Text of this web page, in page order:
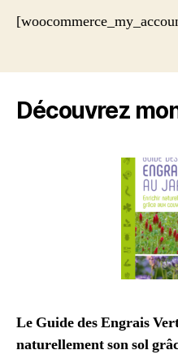
Découvrez
Le Guide des Engrais
naturellement son sol